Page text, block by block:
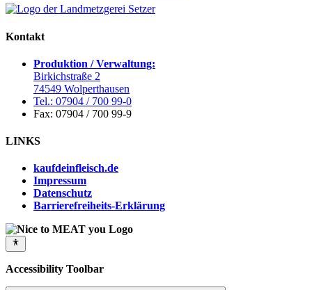
Kontakt
Produktion / Verwaltung:
Birkichstraße 2
74549 Wolperthausen
Tel.: 07904 / 700 99-0
Fax: 07904 / 700 99-9
LINKS
kaufdeinfleisch.de
Impressum
Datenschutz
Barrierefreiheits-Erklärung
Accessibility Toolbar